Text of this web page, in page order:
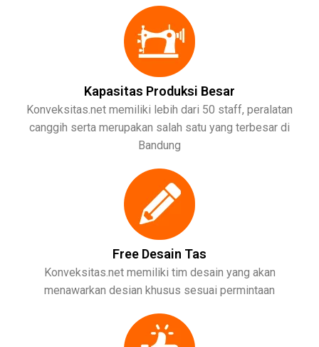
Kapasitas Produksi Besar
Konveksitas.net memiliki lebih dari 50 staff, peralatan
canggih serta merupakan salah satu yang terbesar di
Bandung
Free Desain Tas
Konveksitas.net memiliki tim desain yang akan
menawarkan desian khusus sesuai permintaan